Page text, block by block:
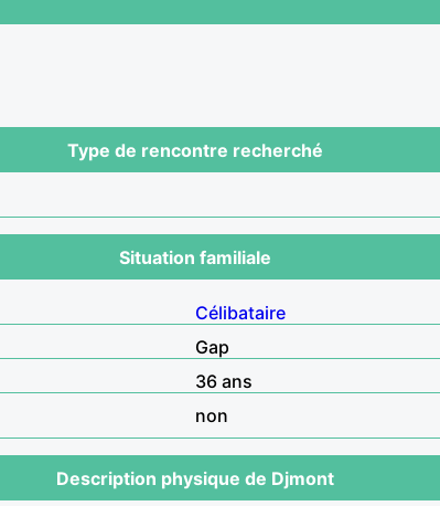
Type de rencontre recherché
Situation familiale
Célibataire
Gap
36 ans
non
Description physique de Djmont